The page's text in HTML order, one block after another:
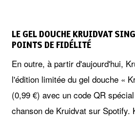
LE GEL DOUCHE KRUIDVAT
POINTS DE FIDÉLITÉ
En outre, à partir d'aujourd'hui,
l'édition limitée du gel douche «
(0,99 €) avec un code QR
chanson de Kruidvat sur Spotify.